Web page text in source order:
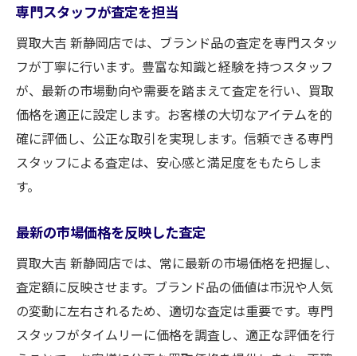
専門スタッフが査定を担当
買取大吉 新静岡店では、ブランド品の査定を専門スタッ
フが丁寧に行います。豊富な知識と経験を持つスタッフ
が、最新の市場動向や需要を踏まえて査定を行い、買取
価格を適正に設定します。お客様の大切なアイテムを的
確に評価し、公正な取引を実現します。信頼できる専門
スタッフによる査定は、安心感と満足度をもたらしま
す。
最新の市場価格を反映した査定
買取大吉 新静岡店では、常に最新の市場価格を把握し、
査定額に反映させます。ブランド品の価値は市況や人気
の変動に左右されるため、適切な査定は重要です。専門
スタッフがタイムリーに価格を調査し、適正な評価を行